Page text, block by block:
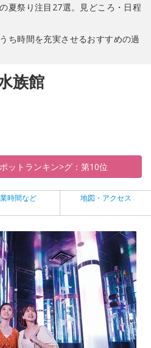
夏祭り注目27選。見どころ・日程
ち時間を充実させるおすすめの過
族館
ットランキン>グ：第10位
時間など 地図・アクセス